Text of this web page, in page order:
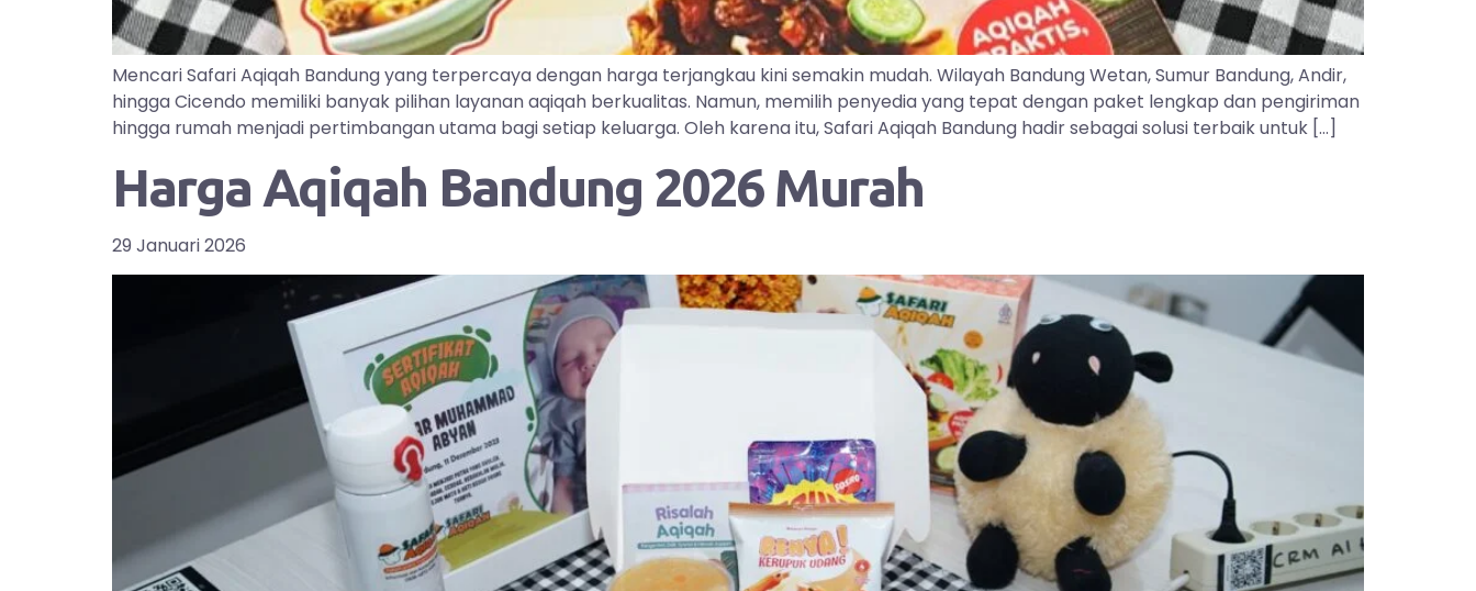
Mencari Safari Aqiqah Bandung yang terpercaya dengan harga terjangkau kini semakin mudah. Wilayah Bandung Wetan, Sumur Bandung, Andir,
hingga Cicendo memiliki banyak pilihan layanan aqiqah berkualitas. Namun, memilih penyedia yang tepat dengan paket lengkap dan pengiriman
hingga rumah menjadi pertimbangan utama bagi setiap keluarga. Oleh karena itu, Safari Aqiqah Bandung hadir sebagai solusi terbaik untuk […]
Harga Aqiqah Bandung 2026 Murah
29 Januari 2026